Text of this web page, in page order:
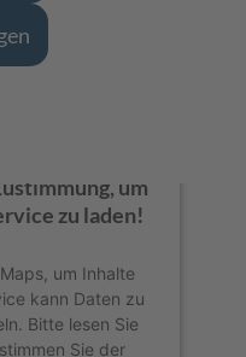
um
zu laden!
um Inhalte
kann Daten zu
Bitte lesen Sie
Sie der